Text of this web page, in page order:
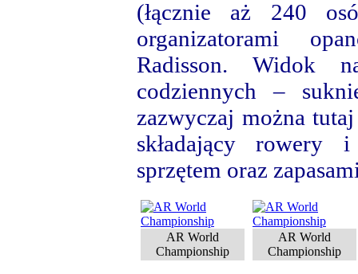
(łącznie aż 240
organizatorami
Radisson. Widok
codziennych –
zazwyczaj można
składający rowery
sprzętem oraz
AR World
Championship
AR World
Championship